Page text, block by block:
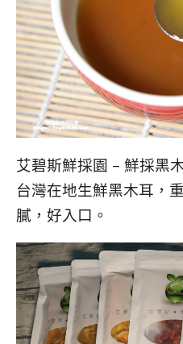
艾碧斯鮮採園 – 鮮採黑
台灣在地生鮮黑木耳，
膩，好入口。